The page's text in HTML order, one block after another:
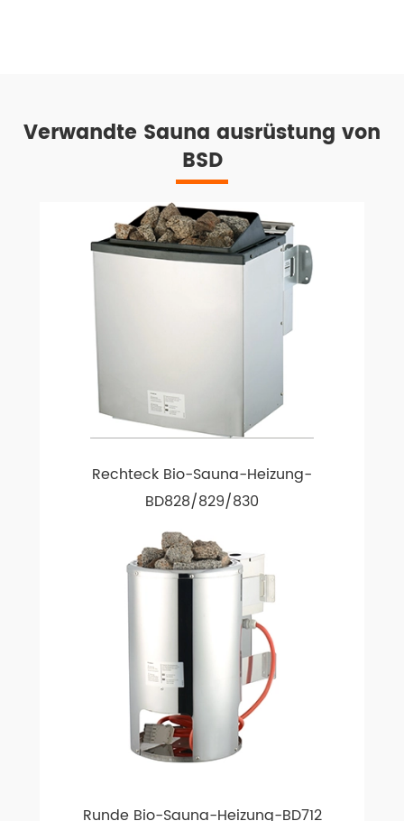
Verwandte Sauna ausrüstung von
BSD
Rechteck Bio-Sauna-Heizung-
BD828/829/830
Runde Bio-Sauna-Heizung-BD712